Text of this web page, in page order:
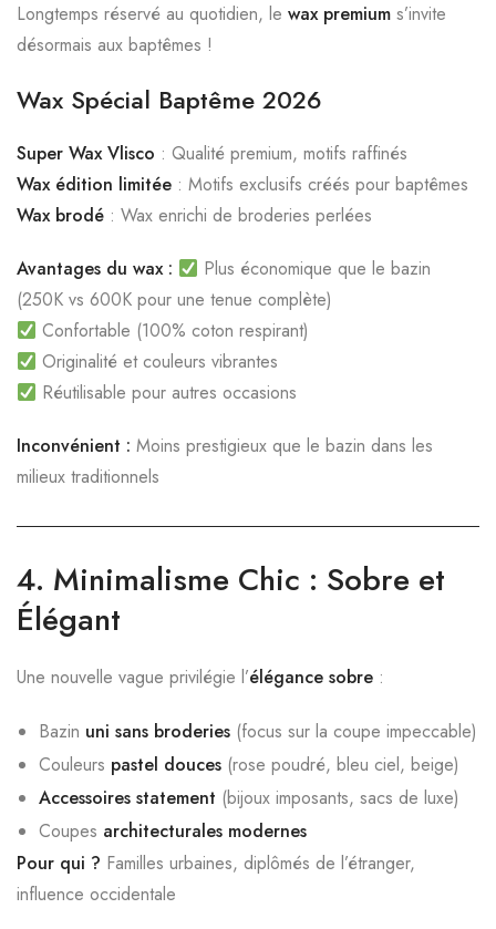
Longtemps réservé au quotidien, le wax premium s’invite
désormais aux baptêmes !
Wax Spécial Baptême 2026
Super Wax Vlisco : Qualité premium, motifs raffinés
Wax édition limitée : Motifs exclusifs créés pour baptêmes
Wax brodé : Wax enrichi de broderies perlées
Avantages du wax :
Plus économique que le bazin
(250K vs 600K pour une tenue complète)
Confortable (100% coton respirant)
Originalité et couleurs vibrantes
Réutilisable pour autres occasions
Inconvénient : Moins prestigieux que le bazin dans les
milieux traditionnels
4. Minimalisme Chic : Sobre et
Élégant
Une nouvelle vague privilégie l’élégance sobre :
Bazin uni sans broderies (focus sur la coupe impeccable)
Couleurs pastel douces (rose poudré, bleu ciel, beige)
Accessoires statement (bijoux imposants, sacs de luxe)
Coupes architecturales modernes
Pour qui ? Familles urbaines, diplômés de l’étranger,
influence occidentale